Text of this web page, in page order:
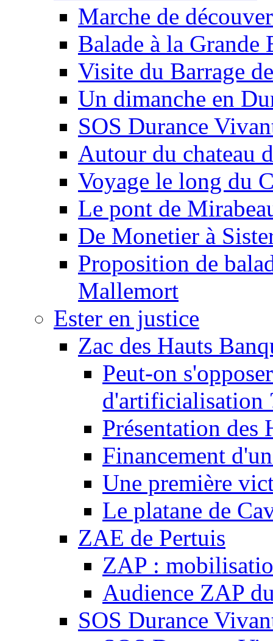
Marche de
Balade à la Grande
Visite du Barrage
Un dimanche en
SOS Durance
Autour du chateau
Voyage le long du
Le pont de
De Monetier à
Proposition de
Mallemort
Ester en justice
Zac des Hauts
Peut-on
d'artificialisation
Présentation des
Financement
Une première
Le platane de
ZAE de Pertuis
ZAP :
Audience ZAP
SOS Durance